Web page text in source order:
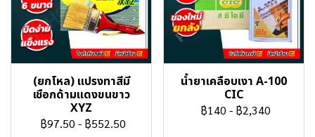
(ยกโหล) แปรงทาสีมี
เชือกด้ามแดงขนขาว
XYZ
฿97.50 - ฿552.50
น้ำยาเคลือบเงา A-100
CIC
฿140 - ฿2,340